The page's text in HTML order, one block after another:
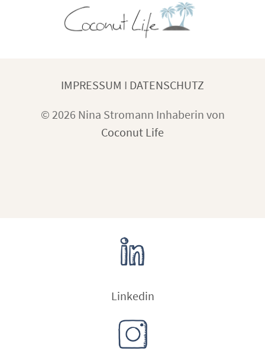
IMPRESSUM I DATENSCHUTZ
© 2026 Nina Stromann Inhaberin von
Coconut Life
Linkedin